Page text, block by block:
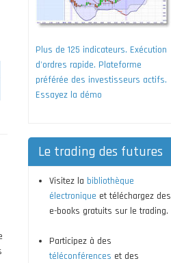
Plus de 125 indicateurs. Exécution
d'ordres rapide. Plateforme
préférée des investisseurs actifs.
Essayez la démo
Le trading des futures
Visitez la bibliothèque
électronique et téléchargez des
e-books gratuits sur le trading.
Participez à des
téléconférences et des